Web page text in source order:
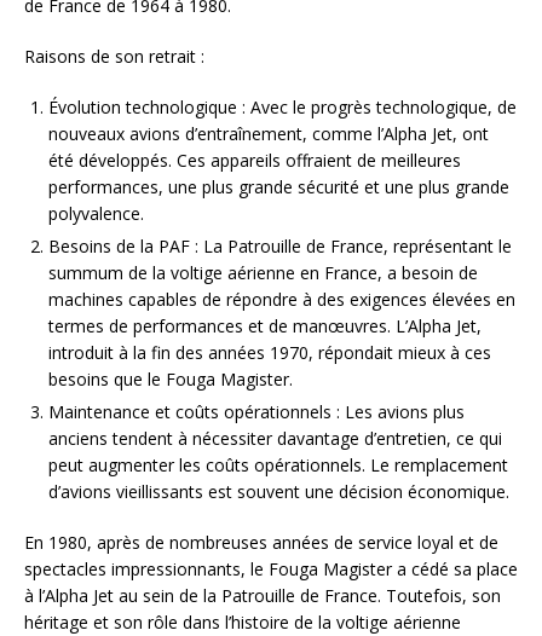
de France de 1964 à 1980.
Raisons de son retrait :
Évolution technologique : Avec le progrès technologique, de
nouveaux avions d’entraînement, comme l’Alpha Jet, ont
été développés. Ces appareils offraient de meilleures
performances, une plus grande sécurité et une plus grande
polyvalence.
Besoins de la PAF : La Patrouille de France, représentant le
summum de la voltige aérienne en France, a besoin de
machines capables de répondre à des exigences élevées en
termes de performances et de manœuvres. L’Alpha Jet,
introduit à la fin des années 1970, répondait mieux à ces
besoins que le Fouga Magister.
Maintenance et coûts opérationnels : Les avions plus
anciens tendent à nécessiter davantage d’entretien, ce qui
peut augmenter les coûts opérationnels. Le remplacement
d’avions vieillissants est souvent une décision économique.
En 1980, après de nombreuses années de service loyal et de
spectacles impressionnants, le Fouga Magister a cédé sa place
à l’Alpha Jet au sein de la Patrouille de France. Toutefois, son
héritage et son rôle dans l’histoire de la voltige aérienne